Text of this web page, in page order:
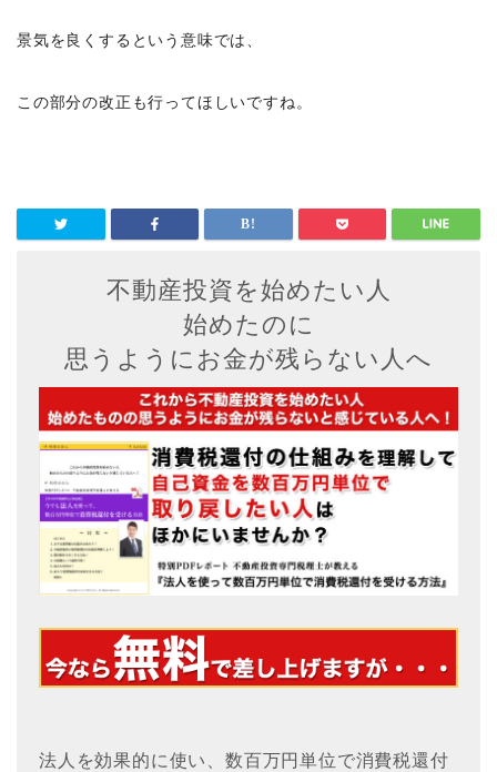
景気を良くするという意味では、
この部分の改正も行ってほしいですね。
不動産投資を始めたい人
始めたのに
思うようにお金が残らない人へ
法人を効果的に使い、数百万円単位で消費税還付